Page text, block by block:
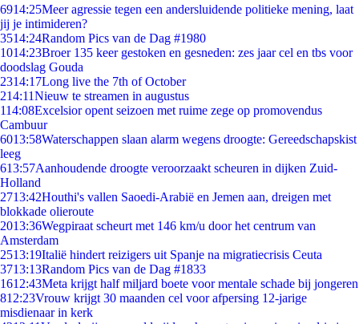
6914:25Meer agressie tegen een andersluidende politieke mening, laat
jij je intimideren?
3514:24Random Pics van de Dag #1980
1014:23Broer 135 keer gestoken en gesneden: zes jaar cel en tbs voor
doodslag Gouda
2314:17Long live the 7th of October
214:11Nieuw te streamen in augustus
114:08Excelsior opent seizoen met ruime zege op promovendus
Cambuur
6013:58Waterschappen slaan alarm wegens droogte: Gereedschapskist
leeg
613:57Aanhoudende droogte veroorzaakt scheuren in dijken Zuid-
Holland
2713:42Houthi's vallen Saoedi-Arabië en Jemen aan, dreigen met
blokkade olieroute
2013:36Wegpiraat scheurt met 146 km/u door het centrum van
Amsterdam
2513:19Italië hindert reizigers uit Spanje na migratiecrisis Ceuta
3713:13Random Pics van de Dag #1833
1612:43Meta krijgt half miljard boete voor mentale schade bij jongeren
812:23Vrouw krijgt 30 maanden cel voor afpersing 12-jarige
misdienaar in kerk